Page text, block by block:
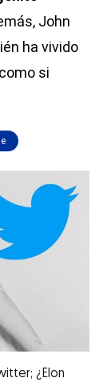
John
ha vivido
si
¿Elon